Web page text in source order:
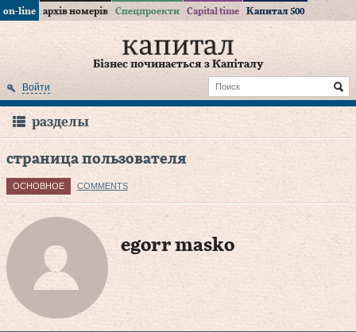
on-line архів номерів Спецпроекти Capital time Капитал 500
Бізнес починається з Капіталу
Войти
разделы
страница пользователя
ОСНОВНОЕ COMMENTS
egorr masko